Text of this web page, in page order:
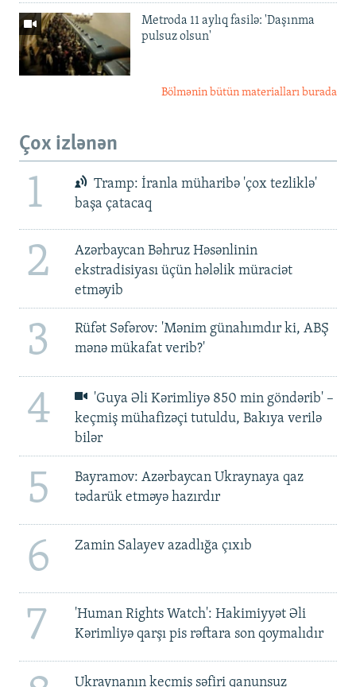
Metroda 11 aylıq fasilə: 'Daşınma
pulsuz olsun'
Bölmənin bütün materialları burada
Çox izlənən
1
Tramp: İranla müharibə 'çox tezliklə'
başa çatacaq
2
Azərbaycan Bəhruz Həsənlinin
ekstradisiyası üçün hələlik müraciət
etməyib
3
Rüfət Səfərov: 'Mənim günahımdır ki, ABŞ
mənə mükafat verib?'
4
'Guya Əli Kərimliyə 850 min göndərib' –
keçmiş mühafizəçi tutuldu, Bakıya verilə
bilər
5
Bayramov: Azərbaycan Ukraynaya qaz
tədarük etməyə hazırdır
6 Zamin Salayev azadlığa çıxıb
7
'Human Rights Watch': Hakimiyyət Əli
Kərimliyə qarşı pis rəftara son qoymalıdır
Ukraynanın keçmiş səfiri qanunsuz